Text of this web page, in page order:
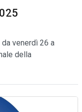
venerdì 26 a
della